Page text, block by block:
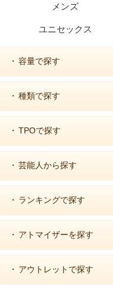
メンズ
ユニセックス
・ 容量で探す
・ 種類で探す
・ TPOで探す
・ 芸能人から探す
・ ランキングで探す
・ アトマイザーを探す
・ アウトレットで探す